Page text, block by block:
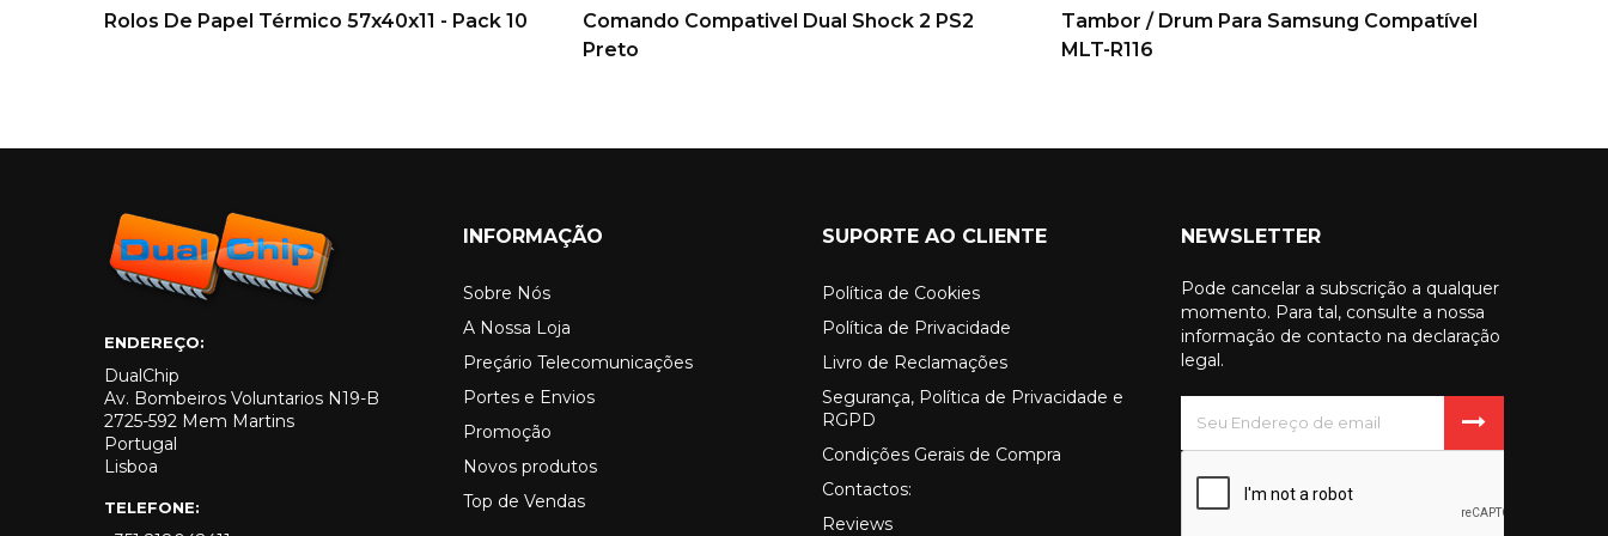
Rolos De Papel Térmico 57x40x11 - Pack 10
Comando Compativel Dual Shock 2 PS2
Preto
Tambor / Drum Para Samsung Compatível
MLT-R116
ENDEREÇO:
DualChip
Av. Bombeiros Voluntarios N19-B
2725-592 Mem Martins
Portugal
Lisboa
TELEFONE:
INFORMAÇÃO
Sobre Nós
A Nossa Loja
Preçário Telecomunicações
Portes e Envios
Promoção
Novos produtos
Top de Vendas
SUPORTE AO CLIENTE
Política de Cookies
Política de Privacidade
Livro de Reclamações
Segurança, Política de Privacidade e
RGPD
Condições Gerais de Compra
Contactos:
Reviews
NEWSLETTER
Pode cancelar a subscrição a qualquer
momento. Para tal, consulte a nossa
informação de contacto na declaração
legal.